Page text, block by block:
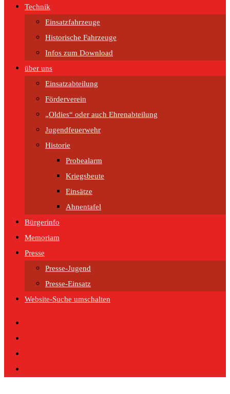
Technik
Einsatzfahrzeuge
Historische Fahrzeuge
Infos zum Download
über uns
Einsatzabteilung
Förderverein
„Oldies“ oder auch Ehrenabteilung
Jugendfeuerwehr
Historie
Probealarm
Kriegsbeute
Einsätze
Ahnentafel
Bürgerinfo
Memoriam
Presse
Presse-Jugend
Presse-Einsatz
Website-Suche umschalten